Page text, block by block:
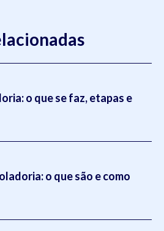
o que se faz, etapas e
o que são e como